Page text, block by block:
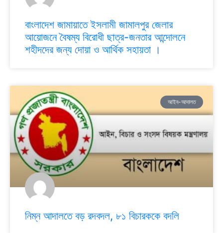
বাংলাদেশ জামায়াতে ইসলামী জামালপুর জেলার
আয়োজনে বৈষম্য বিরোধী ছাত্র-জনতার আন্দোলনে
শহীদদের জন্য দোয়া ও আর্থিক সহায়তা ।
আইন-আদালত
নিম্ন আদালতে বড় রদবদল, ৮১ বিচারককে বদলি